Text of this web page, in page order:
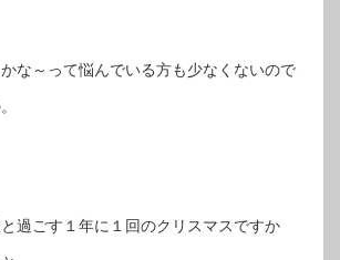
な～って悩んでいる方も少なくないので
過ごす１年に１回のクリスマスですか